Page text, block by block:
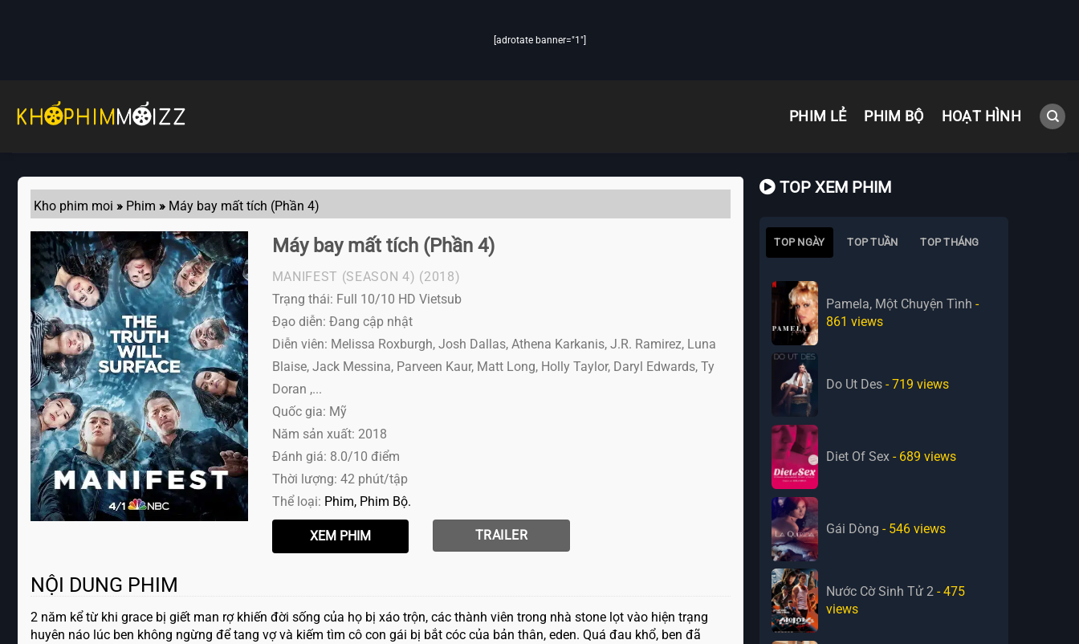
[adrotate banner="1"]
PHIM LẺ PHIM BỘ HOẠT HÌNH
Kho phim moi » Phim » Máy bay mất tích (Phần 4)
Máy bay mất tích (Phần 4)
MANIFEST (SEASON 4) (2018)
Trạng thái: Full 10/10 HD Vietsub
Đạo diễn: Đang cập nhật
Diễn viên: Melissa Roxburgh, Josh Dallas, Athena Karkanis, J.R. Ramirez, Luna
Blaise, Jack Messina, Parveen Kaur, Matt Long, Holly Taylor, Daryl Edwards, Ty
Doran ,...
Quốc gia: Mỹ
Năm sản xuất: 2018
Đánh giá: 8.0/10 điểm
Thời lượng: 42 phút/tập
Thể loại: Phim Phim Bộ
TRAILER
NỘI DUNG PHIM
2 năm kể từ khi grace bị giết man rợ khiến đời sống của họ bị xáo trộn, các thành viên trong nhà stone lọt vào hiện trạng
huyên náo lúc ben không ngừng để tang vợ và kiếm tìm cô con gái bị bắt cóc của bản thân, eden. Quá đau khổ, ben đã
TOP XEM PHIM
TOP NGÀY TOP TUẦN TOP THÁNG
Pamela, Một Chuyện Tình -
861 views
Do Ut Des - 719 views
Diet Of Sex - 689 views
Gái Dòng - 546 views
Nước Cờ Sinh Tử 2 - 475
views